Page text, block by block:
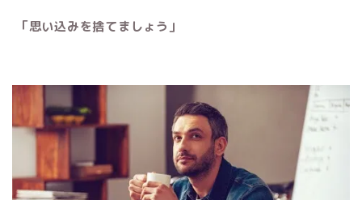
「思い込みを捨てましょう」